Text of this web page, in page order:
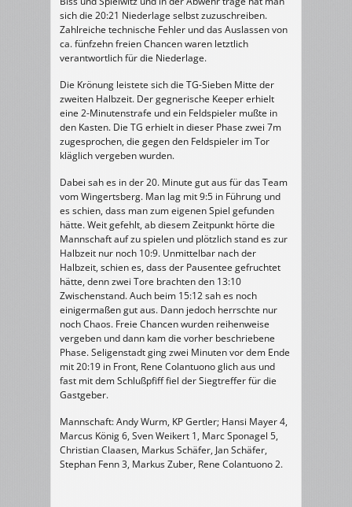
sich die 20:21 Niederlage selbst zuzuschreiben.
Zahlreiche technische Fehler und das Auslassen von
ca. fünfzehn freien Chancen waren letztlich
verantwortlich für die Niederlage.
Die Krönung leistete sich die TG-Sieben Mitte der
zweiten Halbzeit. Der gegnerische Keeper erhielt
eine 2-Minutenstrafe und ein Feldspieler mußte in
den Kasten. Die TG erhielt in dieser Phase zwei 7m
zugesprochen, die gegen den Feldspieler im Tor
kläglich vergeben wurden.
Dabei sah es in der 20. Minute gut aus für das Team
vom Wingertsberg. Man lag mit 9:5 in Führung und
es schien, dass man zum eigenen Spiel gefunden
hätte. Weit gefehlt, ab diesem Zeitpunkt hörte die
Mannschaft auf zu spielen und plötzlich stand es zur
Halbzeit nur noch 10:9. Unmittelbar nach der
Halbzeit, schien es, dass der Pausentee gefruchtet
hätte, denn zwei Tore brachten den 13:10
Zwischenstand. Auch beim 15:12 sah es noch
einigermaßen gut aus. Dann jedoch herrschte nur
noch Chaos. Freie Chancen wurden reihenweise
vergeben und dann kam die vorher beschriebene
Phase. Seligenstadt ging zwei Minuten vor dem Ende
mit 20:19 in Front, Rene Colantuono glich aus und
fast mit dem Schlußpfiff fiel der Siegtreffer für die
Gastgeber.
Mannschaft: Andy Wurm, KP Gertler; Hansi Mayer 4,
Marcus König 6, Sven Weikert 1, Marc Sponagel 5,
Christian Claasen, Markus Schäfer, Jan Schäfer,
Stephan Fenn 3, Markus Zuber, Rene Colantuono 2.